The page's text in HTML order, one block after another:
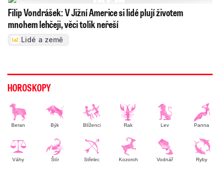
Filip Vondrášek: V Jižní Americe si lidé plují životem
mnohem lehčeji, věci tolik neřeší
Lidé a země
HOROSKOPY
Beran Býk Blíženci Rak Lev Panna
Váhy Štír Střelec Kozoroh Vodnář Ryby